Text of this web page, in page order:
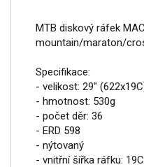
MTB diskový ráfek
mountain/maraton/
Specifikace:
- velikost: 29"
- hmotnost: 530g
- počet děr: 36
- ERD 598
- nýtovaný
- vnitřní šířka ráfku: 19C